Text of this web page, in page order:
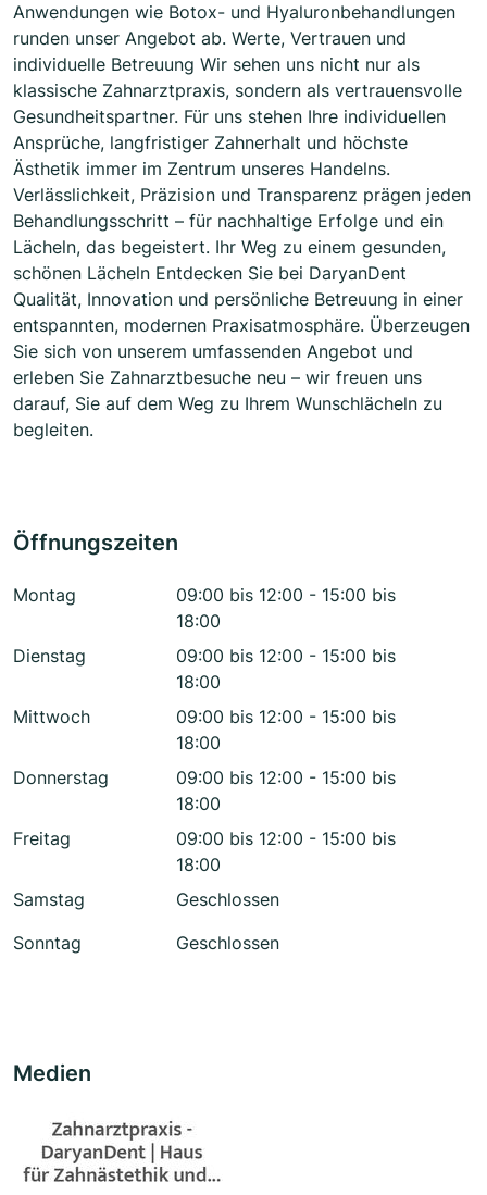
Anwendungen wie Botox- und Hyaluronbehandlungen
runden unser Angebot ab. Werte, Vertrauen und
individuelle Betreuung Wir sehen uns nicht nur als
klassische Zahnarztpraxis, sondern als vertrauensvolle
Gesundheitspartner. Für uns stehen Ihre individuellen
Ansprüche, langfristiger Zahnerhalt und höchste
Ästhetik immer im Zentrum unseres Handelns.
Verlässlichkeit, Präzision und Transparenz prägen jeden
Behandlungsschritt – für nachhaltige Erfolge und ein
Lächeln, das begeistert. Ihr Weg zu einem gesunden,
schönen Lächeln Entdecken Sie bei DaryanDent
Qualität, Innovation und persönliche Betreuung in einer
entspannten, modernen Praxisatmosphäre. Überzeugen
Sie sich von unserem umfassenden Angebot und
erleben Sie Zahnarztbesuche neu – wir freuen uns
darauf, Sie auf dem Weg zu Ihrem Wunschlächeln zu
begleiten.
Öffnungszeiten
Montag
09:00 bis 12:00 - 15:00 bis
18:00
Dienstag
09:00 bis 12:00 - 15:00 bis
18:00
Mittwoch
09:00 bis 12:00 - 15:00 bis
18:00
Donnerstag
09:00 bis 12:00 - 15:00 bis
18:00
Freitag
09:00 bis 12:00 - 15:00 bis
18:00
Samstag
Geschlossen
Sonntag
Geschlossen
Medien